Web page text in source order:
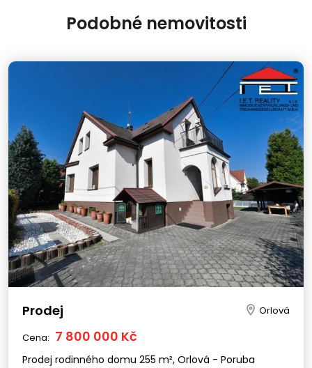
Podobné nemovitosti
Prodej Orlová
Cena: 7 800 000 Kč
Prodej rodinného domu 255 m², Orlová - Poruba